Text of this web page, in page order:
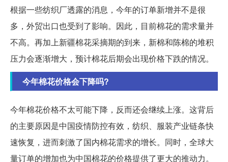
根据一些纺织厂透露的消息，今年的订单新增并不是很
多，外贸出口也受到了影响。因此，目前棉花的需求量并
不高。再加上新疆棉花采摘期的到来，新棉和陈棉的堆积
压力会逐渐增大，预计棉花后期会出现价格下跌的情况。
今年棉花价格会下降吗?
今年棉花价格不太可能下降，反而还会继续上涨。这背后
的主要原因是中国疫情防控有效，纺织、服装产业链条快
速恢复，进而刺激了国内棉花需求的增长。同时，全球大
量订单的增加也为中国棉花的价格提供了更大的推动力。